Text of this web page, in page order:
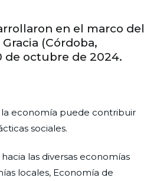
en el marco del
(Córdoba,
de octubre de 2024.
economía puede contribuir
sociales.
las diversas economías
locales, Economía de